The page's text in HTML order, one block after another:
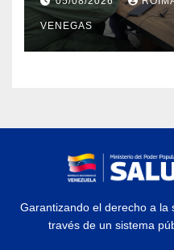
enfermedades
VENEGAS
Garantizando el derecho a la
través de un sistema